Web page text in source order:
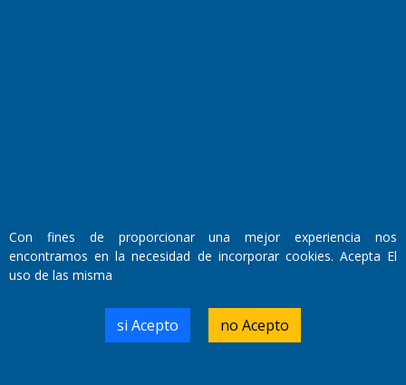
Walter René Goñi
Domicilio Legal: José Ingenieros 855,
Santa Rosa, La Pampa.
Número de Registro DNDA:
Con fines de proporcionar una mejor experiencia nos
encontramos en la necesidad de incorporar cookies. Acepta El
uso de las misma
si Acepto no Acepto